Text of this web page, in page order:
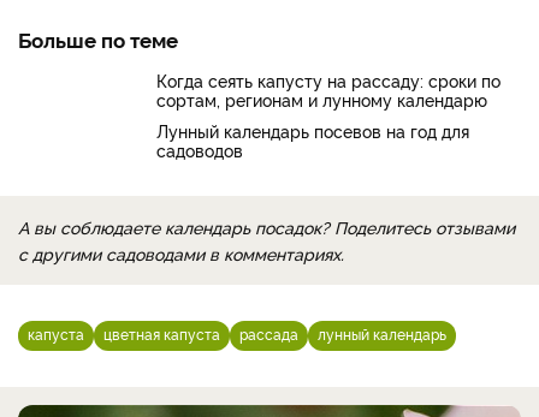
Больше по теме
Когда сеять капусту на рассаду: сроки по
сортам, регионам и лунному календарю
Лунный календарь посевов на год для
садоводов
А вы соблюдаете календарь посадок? Поделитесь отзывами
с другими садоводами в комментариях.
капуста цветная капуста рассада лунный календарь